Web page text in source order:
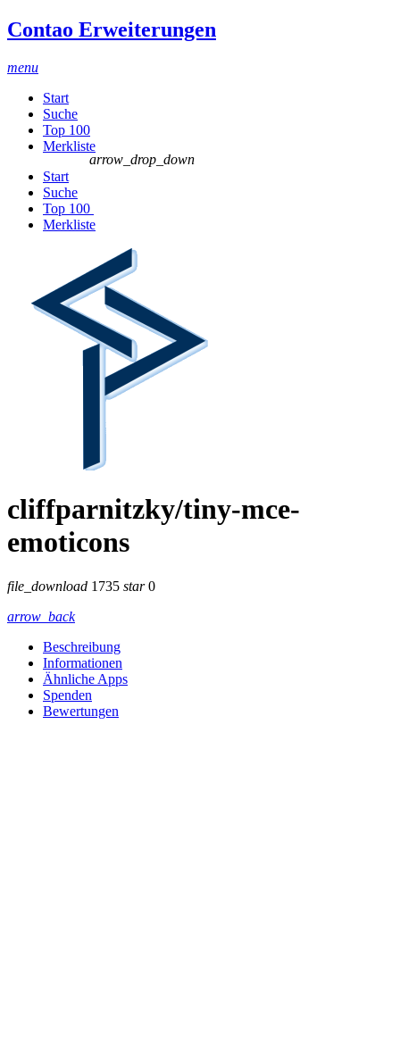
Contao Erweiterungen
menu
Start
Suche
Top 100
Merkliste
Start
Suche
Top 100
arrow_drop_down
Merkliste
cliffparnitzky/tiny-mce-
emoticons
file_download 1735 star0
arrow_back
Beschreibung
Informationen
Ähnliche Apps
Spenden
Bewertungen